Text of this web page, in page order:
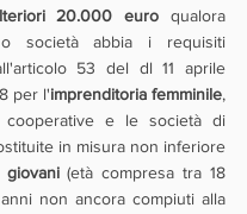
20.000 euro qualora
o società abbia i requisiti
53 del dl 11 aprile
per l'imprenditoria femminile,
cooperative e le società di
in misura non inferiore
giovani (età compresa tra 18
non ancora compiuti alla